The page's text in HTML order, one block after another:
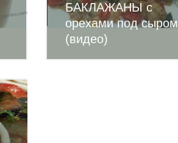
БАКЛАЖАНЫ с
орехами под сыром
(видео)